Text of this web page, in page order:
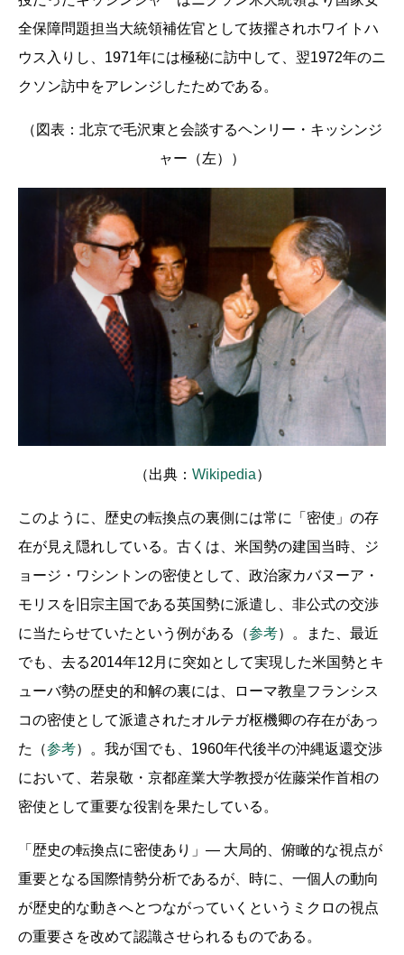
全保障問題担当大統領補佐官として抜擢されホワイトハ
ウス入りし、1971年には極秘に訪中して、翌1972年のニ
クソン訪中をアレンジしたためである。
（図表：北京で毛沢東と会談するヘンリー・キッシンジ
ャー（左））
（出典： Wikipedia）
このように、歴史の転換点の裏側には常に「密使」の存
在が見え隠れしている。古くは、米国勢の建国当時、ジ
ョージ・ワシントンの密使として、政治家カバヌーア・
モリスを旧宗主国である英国勢に派遣し、非公式の交渉
に当たらせていたという例がある（参考）。また、最近
でも、去る2014年12月に突如として実現した米国勢とキ
ューバ勢の歴史的和解の裏には、ローマ教皇フランシス
コの密使として派遣されたオルテガ枢機卿の存在があっ
た（参考）。我が国でも、1960年代後半の沖縄返還交渉
において、若泉敬・京都産業大学教授が佐藤栄作首相の
密使として重要な役割を果たしている。
「歴史の転換点に密使あり」― 大局的、俯瞰的な視点が
重要となる国際情勢分析であるが、時に、一個人の動向
が歴史的な動きへとつながっていくというミクロの視点
の重要さを改めて認識させられるものである。